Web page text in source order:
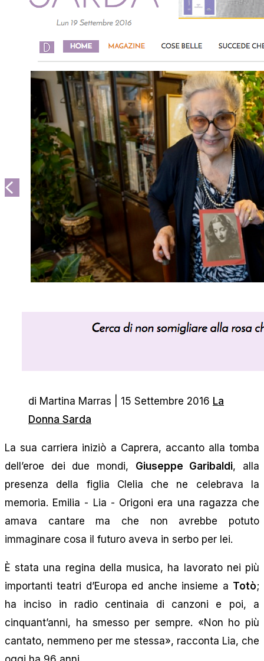
di Martina Marras | 15 Settembre 2016 La
Donna Sarda
La sua carriera iniziò a Caprera, accanto alla tomba
dell’eroe dei due mondi, Giuseppe Garibaldi, alla
presenza della figlia Clelia che ne celebrava la
memoria. Emilia - Lia - Origoni era una ragazza che
amava cantare ma che non avrebbe potuto
immaginare cosa il futuro aveva in serbo per lei.
È stata una regina della musica, ha lavorato nei più
importanti teatri d’Europa ed anche insieme a Totò;
ha inciso in radio centinaia di canzoni e poi, a
cinquant’anni, ha smesso per sempre. «Non ho più
cantato, nemmeno per me stessa», racconta Lia, che